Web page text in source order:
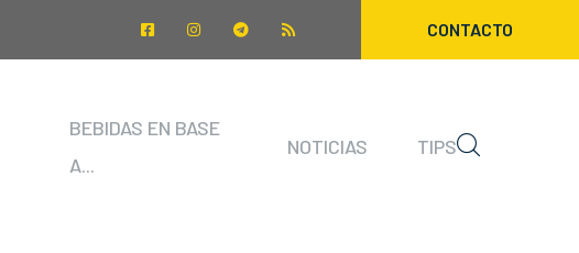
CONTACTO
BEBIDAS EN BASE
A...
NOTICIAS TIPS